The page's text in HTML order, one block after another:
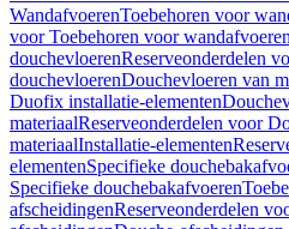
WandafvoerenToebehoren voor
voor Toebehoren voor wandafvoeren
douchevloerenReserveonderdelen
douchevloerenDouchevloeren van
Duofix installatie-elementen
materiaalReserveonderdelen voor
materiaalInstallatie-elementen
elementenSpecifieke
Specifieke douchebakafvoeren
afscheidingenReserveonderdelen